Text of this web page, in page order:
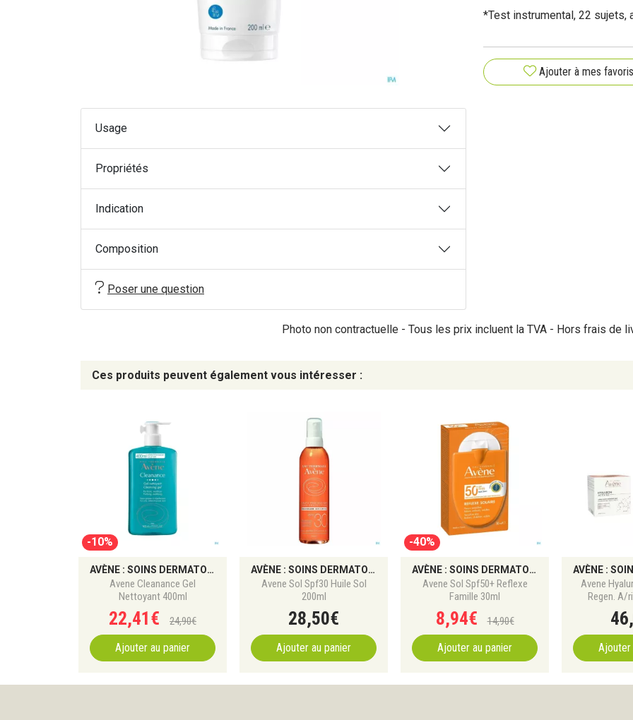
*Test instrumental, 22 sujets,
Ajouter à mes favoris
Usage
Propriétés
Indication
Composition
Poser une question
Photo non contractuelle - Tous les prix incluent la TVA - Hors frais de
Ces produits peuvent également vous intéresser :
-10%
AVÈNE : SOINS DERMATOLOGIQUES ET PROTECTIONS SOLAIRES
Avene Cleanance Gel
Nettoyant 400ml
22,41€ 24,90€
Ajouter au panier
AVÈNE : SOINS DERMATOLOGIQUES ET PROTECTIONS SOLAIRES
Avene Sol Spf30 Huile Sol
200ml
28,50€
Ajouter au panier
-40%
AVÈNE : SOINS DERMATOLOGIQUES ET PROTECTIONS SOLAIRES
Avene Sol Spf50+ Reflexe
Famille 30ml
8,94€ 14,90€
Ajouter au panier
Avene
Regen. A/
46,
Ajouter